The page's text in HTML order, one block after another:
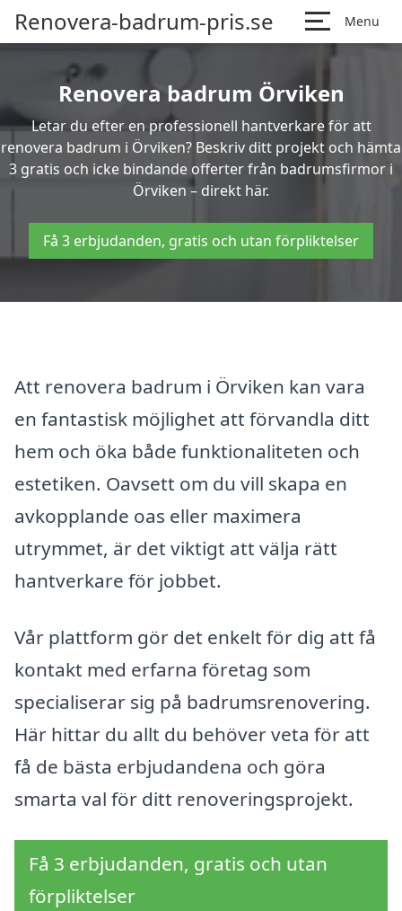
Renovera-badrum-pris.se Menu
Renovera badrum Örviken
Letar du efter en professionell hantverkare för att
renovera badrum i Örviken? Beskriv ditt projekt och hämta
3 gratis och icke bindande offerter från badrumsfirmor i
Örviken – direkt här.
Få 3 erbjudanden, gratis och utan förpliktelser
Att renovera badrum i Örviken kan vara
en fantastisk möjlighet att förvandla ditt
hem och öka både funktionaliteten och
estetiken. Oavsett om du vill skapa en
avkopplande oas eller maximera
utrymmet, är det viktigt att välja rätt
hantverkare för jobbet.
Vår plattform gör det enkelt för dig att få
kontakt med erfarna företag som
specialiserar sig på badrumsrenovering.
Här hittar du allt du behöver veta för att
få de bästa erbjudandena och göra
smarta val för ditt renoveringsprojekt.
Få 3 erbjudanden, gratis och utan
förpliktelser